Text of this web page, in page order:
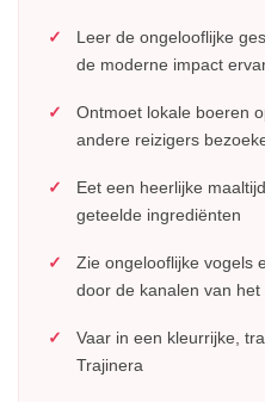
Leer de ongelooflijke
de moderne impact
Ontmoet lokale boeren
andere reizigers
Eet een heerlijke
geteelde ingrediënten
Zie ongelooflijke vogels
door de kanalen van
Vaar in een kleurrijke,
Trajinera